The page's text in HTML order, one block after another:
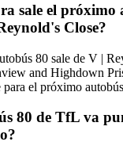
sale el próximo
Close?
80 sale de V |
and Highdown
el próximo
80 de TfL va